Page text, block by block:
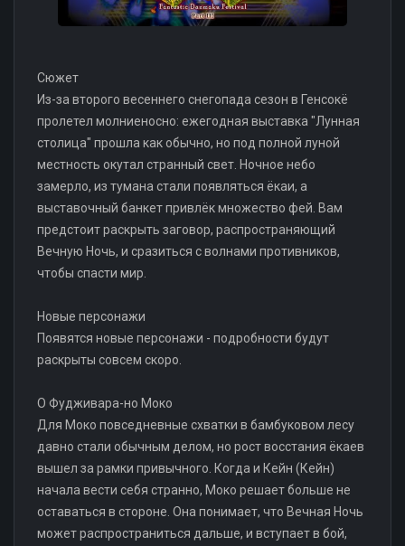
Сюжет
Из-за второго весеннего снегопада сезон в Генсокё
пролетел молниеносно: ежегодная выставка "Лунная
столица" прошла как обычно, но под полной луной
местность окутал странный свет. Ночное небо
замерло, из тумана стали появляться ёкаи, а
выставочный банкет привлёк множество фей. Вам
предстоит раскрыть заговор, распространяющий
Вечную Ночь, и сразиться с волнами противников,
чтобы спасти мир.
Новые персонажи
Появятся новые персонажи - подробности будут
раскрыты совсем скоро.
О Фудживара-но Моко
Для Моко повседневные схватки в бамбуковом лесу
давно стали обычным делом, но рост восстания ёкаев
вышел за рамки привычного. Когда и Кейн (Кейн)
начала вести себя странно, Моко решает больше не
оставаться в стороне. Она понимает, что Вечная Ночь
может распространиться дальше, и вступает в бой,